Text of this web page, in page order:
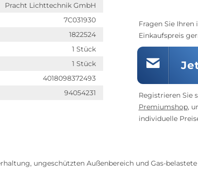
Pracht Lichttechnik GmbH
7C031930
1822524
1 Stück
1 Stück
4018098372493
94054231
Fragen Sie Ihren
Einkaufspreis
Registrieren Sie
Premiumshop,
individuelle
ungeschützten Außenbereich und Gas-